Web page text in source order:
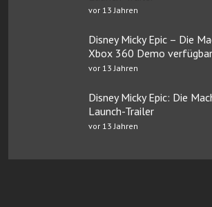
vor 13 Jahren
Disney Micky Epic – Die
Xbox 360 Demo verfügbar
vor 13 Jahren
Disney Micky Epic: Die
Launch-Trailer
vor 13 Jahren